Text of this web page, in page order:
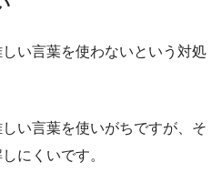
い言葉を使わないという対処
い言葉を使いがちですが、そ
にくいです。